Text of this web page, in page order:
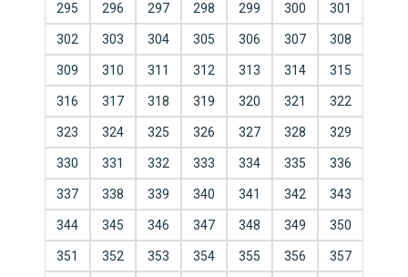
295 296 297 298 299 300 301
302 303 304 305 306 307 308
309 310 311 312 313 314 315
316 317 318 319 320 321 322
323 324 325 326 327 328 329
330 331 332 333 334 335 336
337 338 339 340 341 342 343
344 345 346 347 348 349 350
351 352 353 354 355 356 357